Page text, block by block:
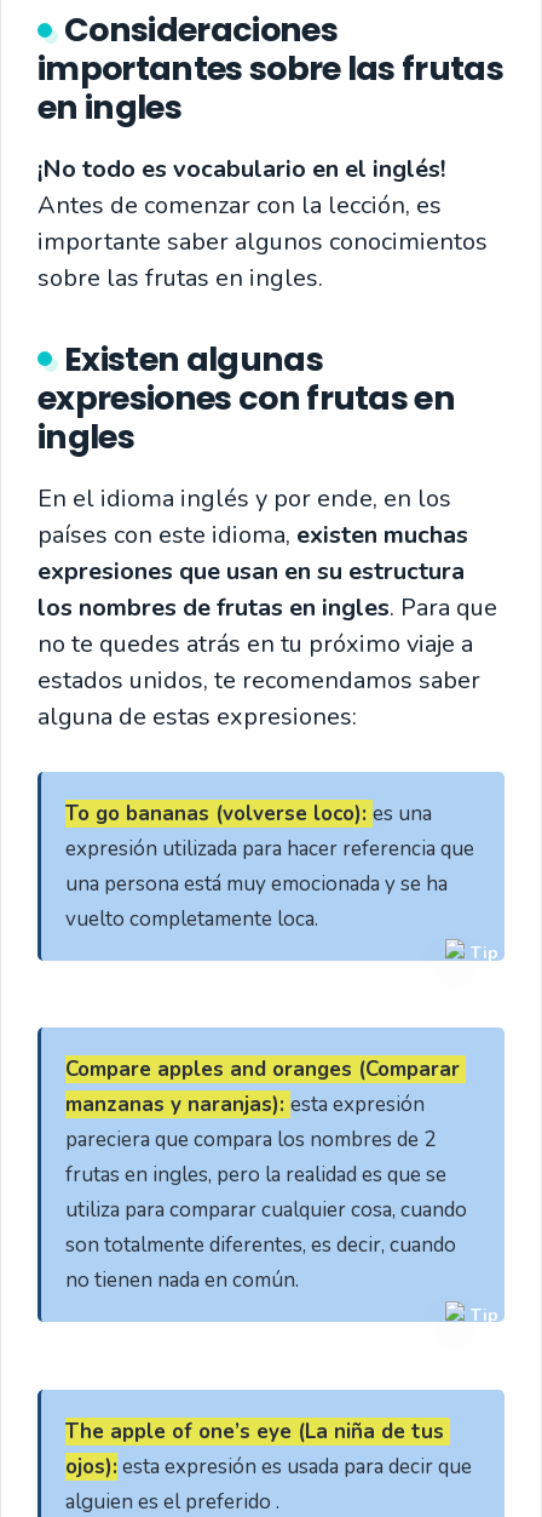
Consideraciones
importantes sobre las frutas
en ingles
¡No todo es vocabulario en el inglés!
Antes de comenzar con la lección, es
importante saber algunos conocimientos
sobre las frutas en ingles.
Existen algunas
expresiones con frutas en
ingles
En el idioma inglés y por ende, en los
países con este idioma, existen muchas
expresiones que usan en su estructura
los nombres de frutas en ingles. Para que
no te quedes atrás en tu próximo viaje a
estados unidos, te recomendamos saber
alguna de estas expresiones:
To go bananas (volverse loco): es una
expresión utilizada para hacer referencia que
una persona está muy emocionada y se ha
vuelto completamente loca.
Tip
Compare apples and oranges (Comparar
manzanas y naranjas): esta expresión
pareciera que compara los nombres de 2
frutas en ingles, pero la realidad es que se
utiliza para comparar cualquier cosa, cuando
son totalmente diferentes, es decir, cuando
no tienen nada en común.
Tip
The apple of one’s eye (La niña de tus
ojos): esta expresión es usada para decir que
alguien es el preferido .